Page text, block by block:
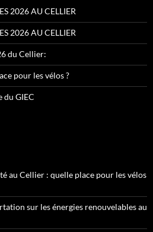
2026 AU CELLIER
2026 AU CELLIER
du Cellier:
pour les vélos ?
du GIEC
au Cellier : quelle place pour les vélos
sur les énergies renouvelables au